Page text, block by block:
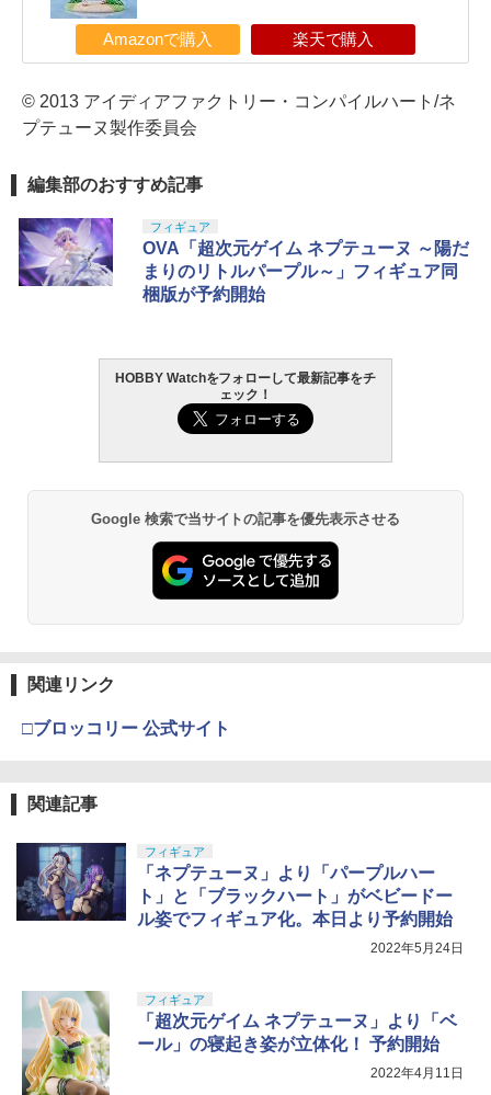
Amazonで購入 楽天で購入
© 2013 アイディアファクトリー・コンパイルハート/ネ
プテューヌ製作委員会
編集部のおすすめ記事
フィギュア
OVA「超次元ゲイム ネプテューヌ ～陽だ
まりのリトルパープル～」フィギュア同
梱版が予約開始
HOBBY Watchをフォローして最新記事をチ
ェック！
Google 検索で当サイトの記事を優先表示させる
関連リンク
□ブロッコリー 公式サイト
関連記事
フィギュア
「ネプテューヌ」より「パープルハー
ト」と「ブラックハート」がベビードー
ル姿でフィギュア化。本日より予約開始
2022年5月24日
フィギュア
「超次元ゲイム ネプテューヌ」より「ベ
ール」の寝起き姿が立体化！ 予約開始
2022年4月11日